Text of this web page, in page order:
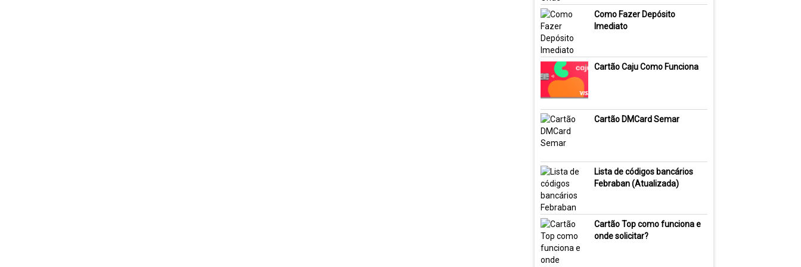
Como Fazer Depósito
Imediato
Cartão Caju Como Funciona
Cartão DMCard Semar
Lista de códigos bancários
Febraban (Atualizada)
Cartão Top como funciona e
onde solicitar?